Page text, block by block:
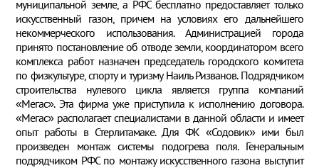
муниципальной земле, а РФС бесплатно предоставляет только
искусственный газон, причем на условиях его дальнейшего
некоммерческого использования. Администрацией города
принято постановление об отводе земли, координатором всего
комплекса работ назначен председатель городского комитета
по физкультуре, спорту и туризму Наиль Ризванов. Подрядчиком
строительства нулевого цикла является группа компаний
«Мегас». Эта фирма уже приступила к исполнению договора.
«Мегас» располагает специалистами в данной области и имеет
опыт работы в Стерлитамаке. Для ФК «Содовик» ими был
произведен монтаж системы подогрева поля. Генеральным
подрядчиком РФС по монтажу искусственного газона выступит